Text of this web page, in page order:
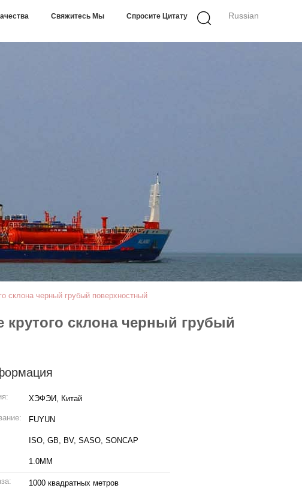
Russian
Свяжитесь Мы Спросите Цитату
склона черный грубый поверхностный
крутого склона черный грубый
ХЭФЭИ, Китай
FUYUN
ISO, GB, BV, SASO, SONCAP
1.0MM
1000 квадратных метров